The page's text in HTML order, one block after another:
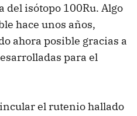
isótopo 100Ru. Algo
hace unos años,
ahora posible gracias a
para el
el rutenio hallado